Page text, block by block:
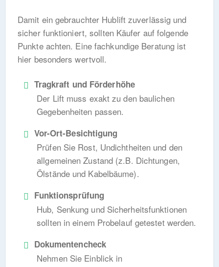
Damit ein gebrauchter Hublift zuverlässig und
sicher funktioniert, sollten Käufer auf folgende
Punkte achten. Eine fachkundige Beratung ist
hier besonders wertvoll.
Tragkraft und Förderhöhe
Der Lift muss exakt zu den baulichen
Gegebenheiten passen.
Vor-Ort-Besichtigung
Prüfen Sie Rost, Undichtheiten und den
allgemeinen Zustand (z.B. Dichtungen,
Ölstände und Kabelbäume).
Funktionsprüfung
Hub, Senkung und Sicherheitsfunktionen
sollten in einem Probelauf getestet werden.
Dokumentencheck
Nehmen Sie Einblick in